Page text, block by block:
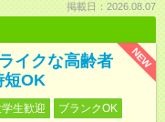
掲載日：2026.08.07
NEW
イクな高齢者
短OK
学生歓迎
ブランクOK